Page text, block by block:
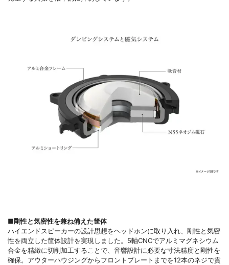
■剛性と気密性を兼ね備えた筐体
ハイエンドスピーカーの設計思想をヘッドホンに取り入れ、剛性と気密
性を両立した筐体設計を実現しました。5軸CNCでアルミマグネシウム
合金を精緻に切削加工することで、音響設計に必要な寸法精度と剛性を
確保。アウターハウジングからフロントプレートまでを12本のネジで貫